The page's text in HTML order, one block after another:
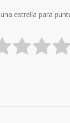
una estrella para